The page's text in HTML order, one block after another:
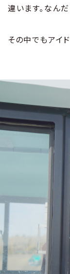
違います。なん
その中でもアイ